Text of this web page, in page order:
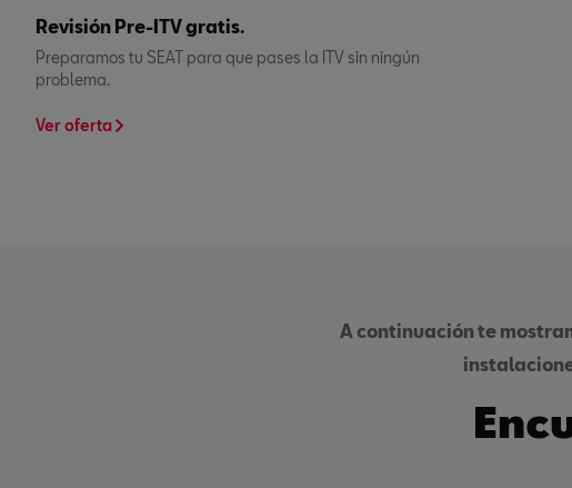
Revisión Pre-ITV gratis.
Preparamos tu SEAT para que pases la ITV sin ningún
problema.
Ver oferta
A continuación te